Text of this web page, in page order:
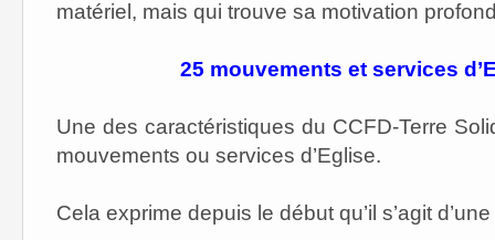
matériel, mais qui trouve sa motivation
25 mouvements et services
Une des caractéristiques du CCFD-Terre
mouvements ou services d’Eglise.
Cela exprime depuis le début qu’il s’agit